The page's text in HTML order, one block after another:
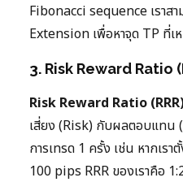
Fibonacci sequence เราส
Extension เพื่อหาจุด TP ที่เห
3. Risk Reward Ratio
Risk Reward Ratio
เสี่ยง (Risk) กับผลตอบแทน
การเทรด 1 ครั้ง เช่น หากเร
100 pips RRR ของเราคือ